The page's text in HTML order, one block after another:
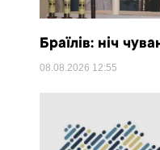
Браїлів: ніч
08.08.2026 12:55